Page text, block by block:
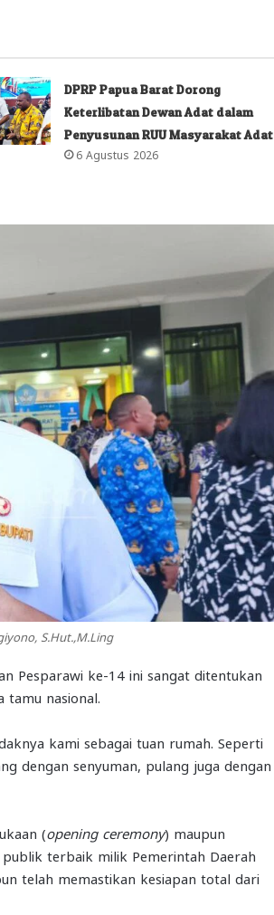
DPRP Papua Barat Dorong
Keterlibatan Dewan Adat dalam
Penyusunan RUU Masyarakat Adat
6 Agustus 2026
S.Hut.,M.Ling
Pesparawi ke-14 ini sangat ditentukan
nasional.
kami sebagai tuan rumah. Seperti
dengan senyuman, pulang juga dengan
(opening ceremony) maupun
terbaik milik Pemerintah Daerah
telah memastikan kesiapan total dari